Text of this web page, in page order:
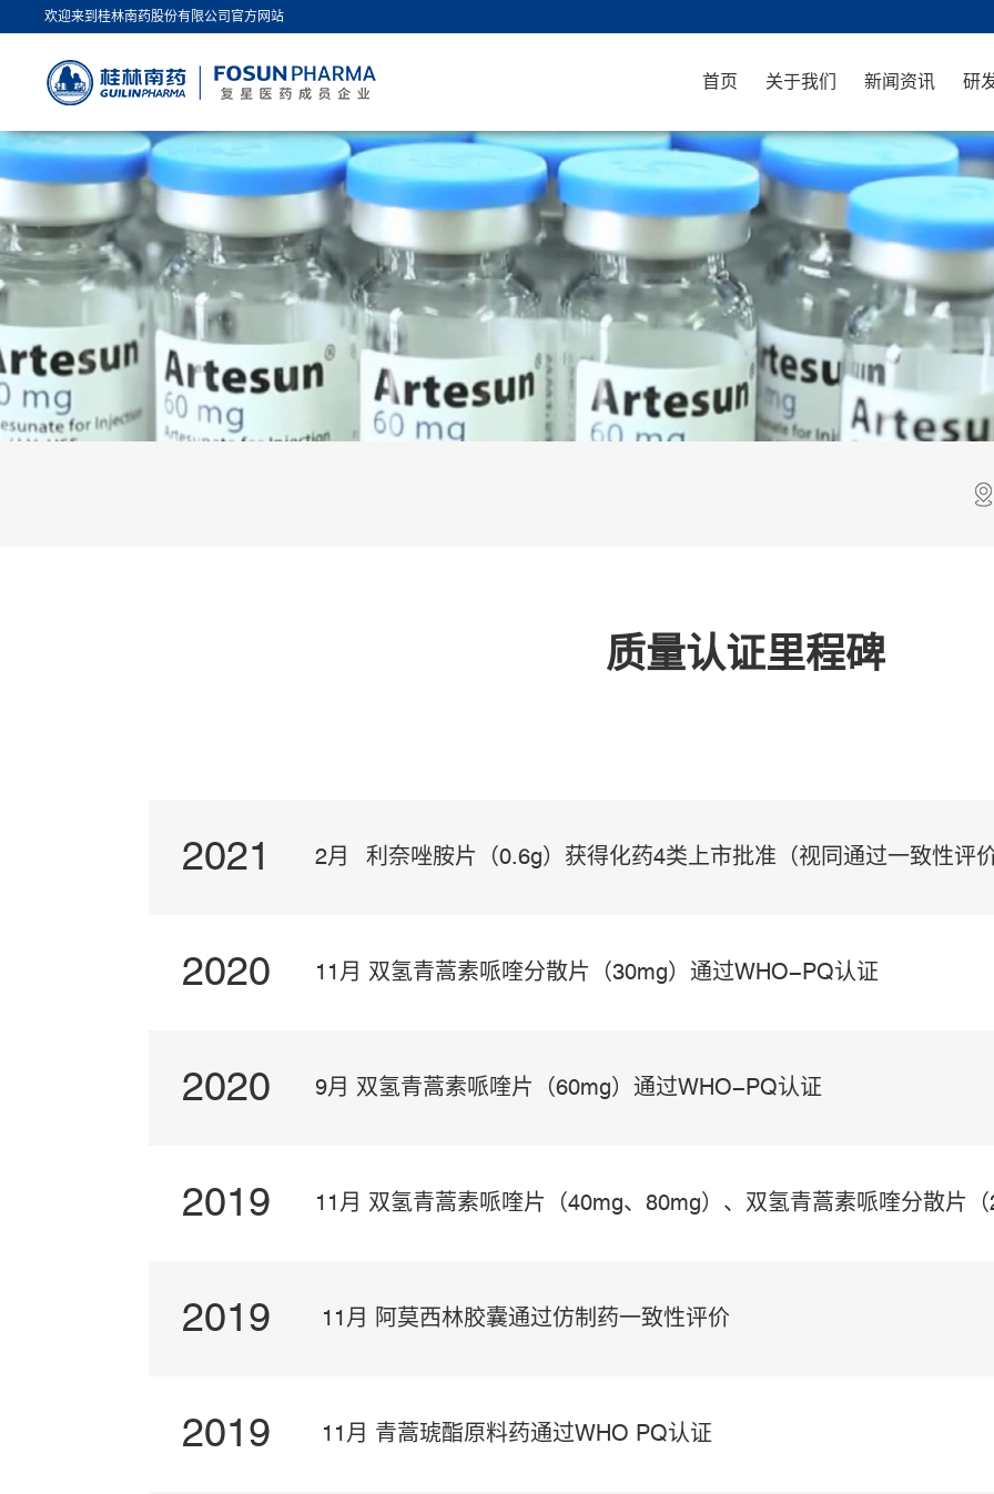
欢迎来到桂林南药股份有限公司官方网站
首页 关于我们 新闻资讯 研
质量认证里程碑
2021 2月 利奈唑胺片（0.6g）获得化药4类上市批准（视同通过一致性评
利奈唑胺原料药获得国家药品监督管理局上市批准（状态“A”
2020 11月 双氢青蒿素哌喹分散片（30mg）通过WHO-PQ认证
2020 9月 双氢青蒿素哌喹片（60mg）通过WHO-PQ认证
2019 11月 双氢青蒿素哌喹片（40mg、80mg）、双氢青蒿素哌喹分散片
40mg）通过WHO-PQ认证
2019 11月 阿莫西林胶囊通过仿制药一致性评价
2019 11月 青蒿琥酯原料药通过WHO PQ认证